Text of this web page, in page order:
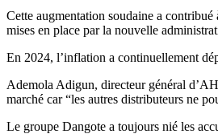
Cette augmentation soudaine a
mises en place par la nouvelle
En 2024, l’inflation a continuellement
Ademola Adigun, directeur général
marché car “les autres distributeurs ne
Le groupe Dangote a toujours nié les